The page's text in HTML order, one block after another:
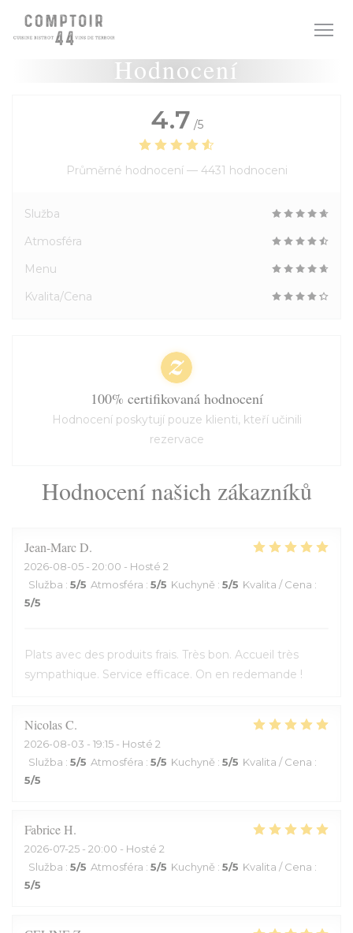
Panel pro správu cookies
Hodnocení
Hodnocení našich zákazníků
Jean-MarcD
2026-08-05 - 20:00 - Hosté 2
Služba : 5/5 Atmosféra : 5/5 Kuchyně : 5/5 Kvalita / Cena :
5/5
Plats avec des produits frais. Très bon. Accueil très
sympathique. Service efficace. On en redemande !
NicolasC
2026-08-03 - 19:15 - Hosté 2
Služba : 5/5 Atmosféra : 5/5 Kuchyně : 5/5 Kvalita / Cena :
5/5
FabriceH
2026-07-25 - 20:00 - Hosté 2
Služba : 5/5 Atmosféra : 5/5 Kuchyně : 5/5 Kvalita / Cena :
5/5
4.7 /5
Průměrné hodnocení — 4431 hodnoceni
Služba
Atmosféra
Menu
Kvalita/Cena
100% certifikovaná hodnocení
Hodnocení poskytují pouze klienti, kteří učinili
rezervace